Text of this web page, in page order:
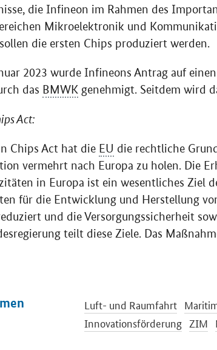
die Infineon im Rahmen des
Mikroelektronik und
die ersten Chips produziert werden.
2023 wurde Infineons Antrag auf einen
das BMWK genehmigt. Seitdem wird
Act:
Chips Act hat die EU die rechtliche
vermehrt nach Europa zu holen. Die
in Europa ist ein wesentliches Ziel
für die Entwicklung und Herstellung
und die Versorgungssicherheit
teilt diese Ziele. Das
Luft- und Raumfahrt
Innovationsförderung ZIM